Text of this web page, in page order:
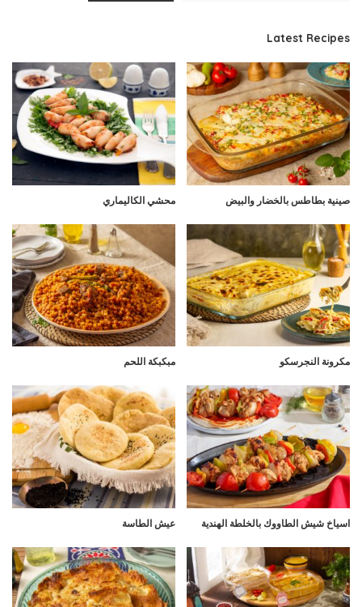
Latest Recipes
صينية بطاطس بالخضار والبيض محشي الكاليماري
مكرونة النجرسكو مبكبكة اللحم
اسياخ شيش الطاووك بالخلطة الهندية عيش الطاسة